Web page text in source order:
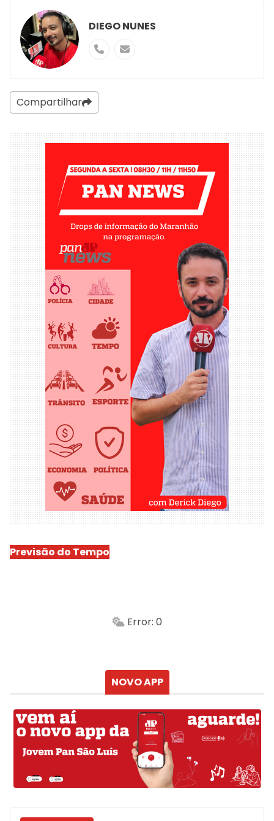
DIEGO NUNES
Compartilhar
Previsão do Tempo
Min.
Error: 0
NOVO APP